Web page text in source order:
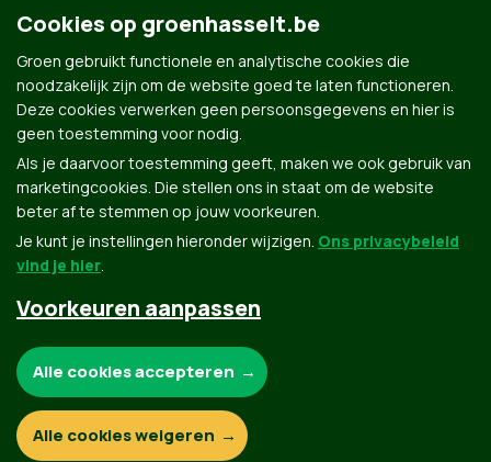
Groen.be
© Copyright Groen 2026 | Gemaakt met NationBuilder
Contact Privacybeleid
Cookies op groenhasselt.be
Groen gebruikt functionele en analytische cookies die
noodzakelijk zijn om de website goed te laten functioneren.
Deze cookies verwerken geen persoonsgegevens en hier is
geen toestemming voor nodig.
Als je daarvoor toestemming geeft, maken we ook gebruik van
marketingcookies. Die stellen ons in staat om de website
beter af te stemmen op jouw voorkeuren.
Je kunt je instellingen hieronder wijzigen. Ons privacybeleid
vind je hier.
Voorkeuren aanpassen
Functionele en analytische cookies:
Alle cookies accepteren
Alle cookies weigeren